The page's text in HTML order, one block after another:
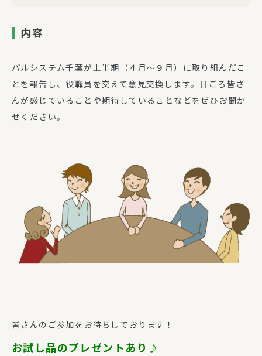
内容
パルシステム千葉が上半期（４月～９月）に取り組んだこ
とを報告し、役職員を交えて意見交換します。日ごろ皆さ
んが感じていることや期待していることなどをぜひお聞か
せください。
皆さんのご参加をお待ちしております！
お試し品のプレゼントあり♪